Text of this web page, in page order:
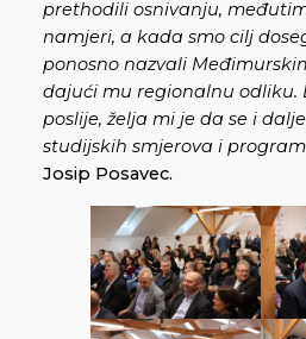
prethodili osnivanju,
namjeri, a kada smo cilj
ponosno nazvali
dajući mu regionalnu odliku.
poslije, želja mi je da se i
studijskih smjerova i
Josip Posavec.